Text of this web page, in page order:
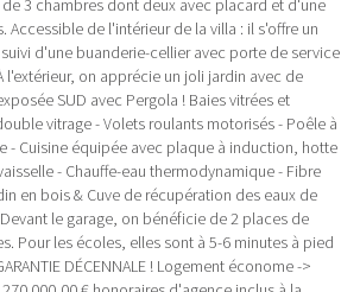
Accessible de l'intérieur de la villa : il s'offre un
suivi d'une buanderie-cellier avec porte de service
l'extérieur, on apprécie un joli jardin avec de
SUD avec Pergola ! Baies vitrées et
vitrage - Volets roulants motorisés - Poêle à
- Cuisine équipée avec plaque à induction, hotte
- Chauffe-eau thermodynamique - Fibre
en bois & Cuve de récupération des eaux de
le garage, on bénéficie de 2 places de
Pour les écoles, elles sont à 5-6 minutes à pied
DÉCENNALE ! Logement économe ->